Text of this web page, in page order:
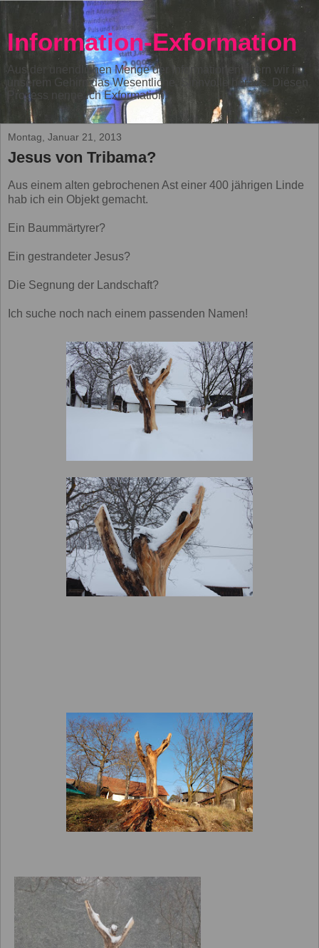
Information-Exformation
Aus der unendlichen Menge der Informationen filtern wir in
unserem Gehirn das Wesentliche, Sinnvolle heraus. Diesen
Prozess nenne ich Exformation.
Montag, Januar 21, 2013
Jesus von Tribama?
Aus einem alten gebrochenen Ast einer 400 jährigen Linde
hab ich ein Objekt gemacht.
Ein Baummärtyrer?
Ein gestrandeter Jesus?
Die Segnung der Landschaft?
Ich suche noch nach einem passenden Namen!